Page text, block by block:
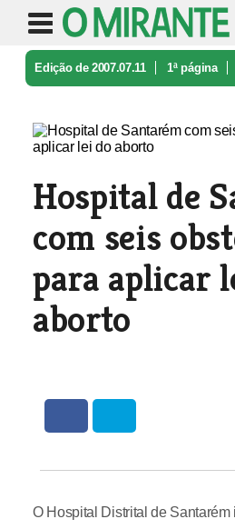
Edição de 2007.07.11 1ª página
Hospital de
com seis
para aplicar
aborto
O Hospital Distrital de